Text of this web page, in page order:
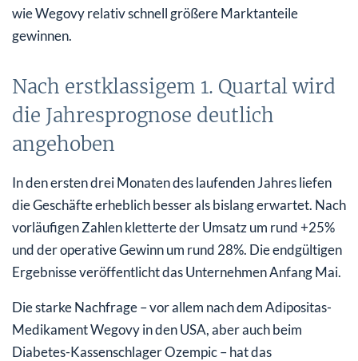
wie Wegovy relativ schnell größere Marktanteile
gewinnen.
Nach erstklassigem 1. Quartal wird
die Jahresprognose deutlich
angehoben
In den ersten drei Monaten des laufenden Jahres liefen
die Geschäfte erheblich besser als bislang erwartet. Nach
vorläufigen Zahlen kletterte der Umsatz um rund +25%
und der operative Gewinn um rund 28%. Die endgültigen
Ergebnisse veröffentlicht das Unternehmen Anfang Mai.
Die starke Nachfrage – vor allem nach dem Adipositas-
Medikament Wegovy in den USA, aber auch beim
Diabetes-Kassenschlager Ozempic – hat das